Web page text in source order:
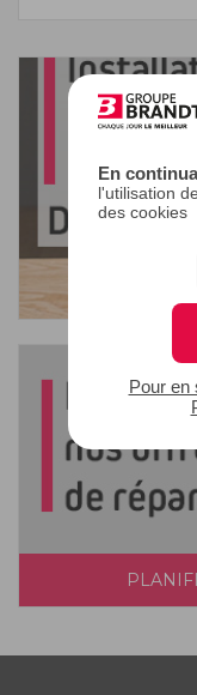
En
l'utilisation
des cookies
Pour en